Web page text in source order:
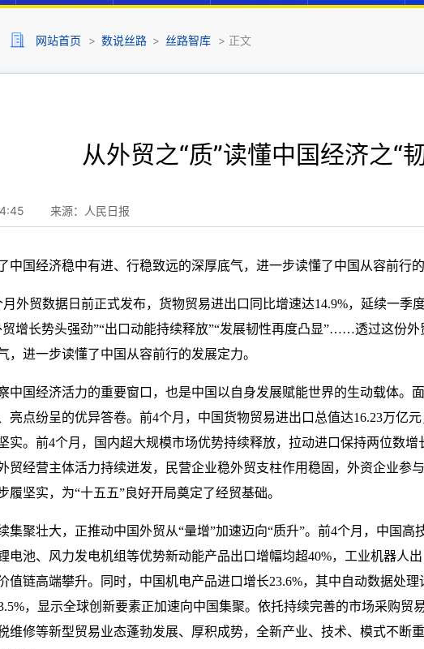
网站首页 > 数说丝路 > 丝路智库 > 正文
从外贸之“质”读懂中国经济之“
来源：人民日报
中国经济稳中有进、行稳致远的深厚底气，进一步读懂了中国从容前行
月外贸数据日前正式发布，货物贸易进出口同比增速达14.9%，延续一季
贸增长势头强劲”“出口动能持续释放”“发展韧性再度凸显”……透过这份
，进一步读懂了中国从容前行的发展定力。
中国经济活力的重要窗口，也是中国以自身发展赋能世界的生动载体。
亮点纷呈的优异答卷。前4个月，中国货物贸易进出口总值达16.23万亿
实。前4个月，国内超大规模市场优势持续释放，拉动进口保持两位数
贸经营主体活力持续迸发，民营企业稳外贸支柱作用稳固，外资企业参
履坚实，为“十五五”良好开局奠定了经贸基础。
集聚壮大，正推动中国外贸从“量增”加速迈向“质升”。前4个月，中国
电池、风力发电机组等优势新动能产品出口增幅均超40%，工业机器
值链高端攀升。同时，中国机电产品进口增长23.6%，其中自动数据处
，显示全球创新要素正加速向中国集聚。依托持续完善的市场采购贸
维修等新型贸易业态蓬勃发展、厚积成势，全新产业、技术、模式不断